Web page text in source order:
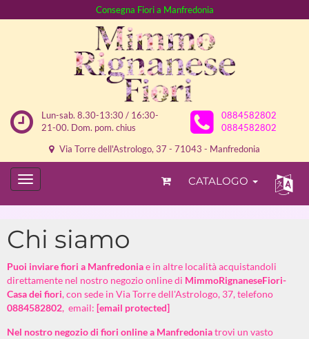
Consegna Fiori a Manfredonia
Lun-sab. 8.30-13:30 / 16:30-
21-00. Dom. pom. chius
0884582802
0884582802
Via Torre dell'Astrologo, 37 - 71043 - Manfredonia
CATALOGO
Chi siamo
Puoi inviare fiori a Manfredoniae in altre località acquistandoli
direttamente nel nostro negozio online di MimmoRignaneseFiori-
Casa dei fiori, con sede in Via Torre dell'Astrologo, 37, telefono
0884582802, email: [email protected]
Nel nostro negozio di fiori online a Manfredoniatrovi un vasto